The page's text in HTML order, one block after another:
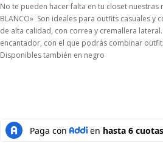
No te pueden hacer falta en tu closet nuestras
BLANCO» Son ideales para outfits casuales y
de alta calidad, con correa y cremallera
encantador, con el que podrás combinar
Disponibles también en negro